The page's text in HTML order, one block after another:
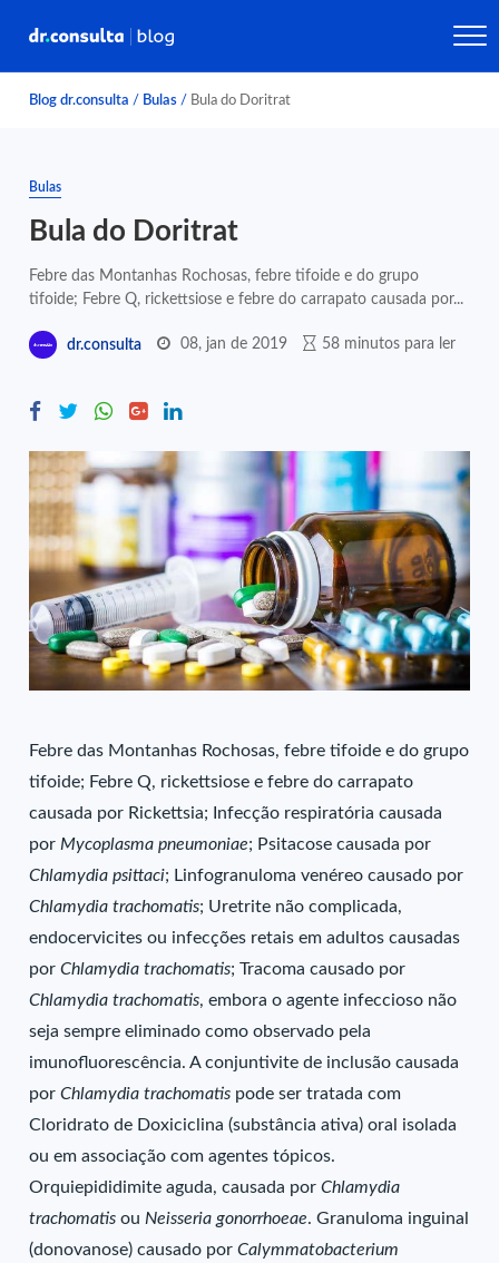
Blog dr.consulta / Bulas / Bula do Doritrat
Bulas
Bula do Doritrat
Febre das Montanhas Rochosas, febre tifoide e do grupo
tifoide; Febre Q, rickettsiose e febre do carrapato causada por...
dr.consulta 08, jan de 2019 58 minutos para ler
Febre das Montanhas Rochosas, febre tifoide e do grupo
tifoide; Febre Q, rickettsiose e febre do carrapato
causada por Rickettsia; Infecção respiratória causada
por Mycoplasma pneumoniae; Psitacose causada por
Chlamydia psittaci; Linfogranuloma venéreo causado por
Chlamydia trachomatis; Uretrite não complicada,
endocervicites ou infecções retais em adultos causadas
porChlamydia trachomatis; Tracoma causado por
Chlamydia trachomatis, embora o agente infeccioso não
seja sempre eliminado como observado pela
imunofluorescência. A conjuntivite de inclusão causada
porChlamydia trachomatis pode ser tratada com
Cloridrato de Doxiciclina (substância ativa) oral isolada
ou em associação com agentes tópicos.
Orquiepididimite aguda, causada porChlamydia
trachomatis ou Neisseria gonorrhoeae. Granuloma inguinal
(donovanose) causado por Calymmatobacterium